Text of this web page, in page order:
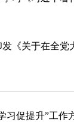
习促提升”工作